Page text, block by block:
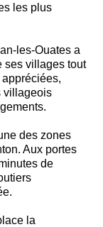
les plus
les-Ouates a
ses villages tout
villageois
des zones
Aux portes
de
la